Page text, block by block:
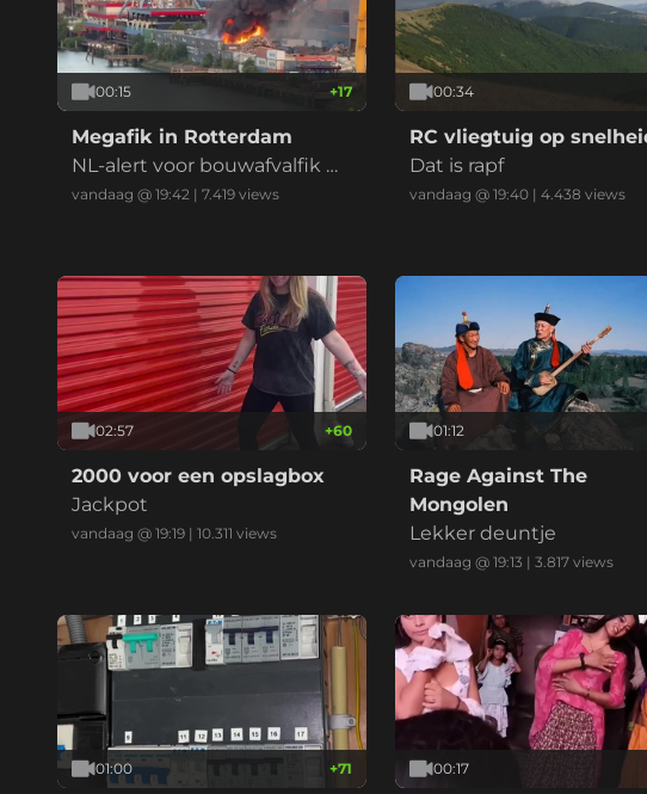
00:15 +17
Megafik in Rotterdam
NL-alert voor bouwafvalfik m
et zwarte reauk bij recycling
vandaag @ 19:42 | 7.419 views
00:34
RC vliegtuig op
Dat is rapf
vandaag @ 19:40| 4.438 views
02:57 +60
2000 voor een opslagbox
Jackpot
vandaag @ 19:19 | 10.311 views
01:12
Rage Against The
Mongolen
Lekker deuntje
vandaag @ 19:13 | 3.817views
01:00 +71 00:17